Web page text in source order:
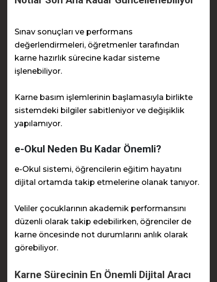
Sınav sonuçları ve performans
değerlendirmeleri, öğretmenler tarafından
karne hazırlık sürecine kadar sisteme
işlenebiliyor.
Karne basım işlemlerinin başlamasıyla birlikte
sistemdeki bilgiler sabitleniyor ve değişiklik
yapılamıyor.
e-Okul Neden Bu Kadar Önemli?
e-Okul sistemi, öğrencilerin eğitim hayatını
dijital ortamda takip etmelerine olanak tanıyor.
Veliler çocuklarının akademik performansını
düzenli olarak takip edebilirken, öğrenciler de
karne öncesinde not durumlarını anlık olarak
görebiliyor.
Karne Sürecinin En Önemli Dijital Aracı